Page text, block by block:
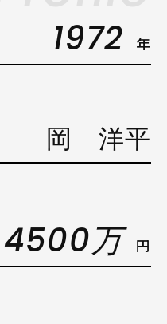
1972 年
岡 洋平
4500万 円